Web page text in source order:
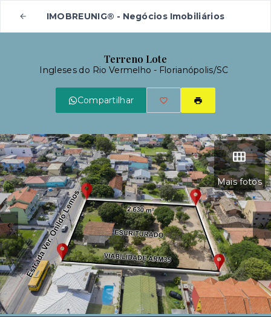
IMOBREUNIG® - Negócios Imobiliários
Terreno Lote
Ingleses do Rio Vermelho - Florianópolis/SC
Compartilhar
Mais fotos